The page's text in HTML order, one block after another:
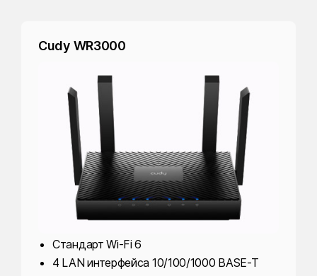
Cudy WR3000
Стандарт Wi-Fi 6
4 LAN интерфейса 10/100/1000 BASE-T